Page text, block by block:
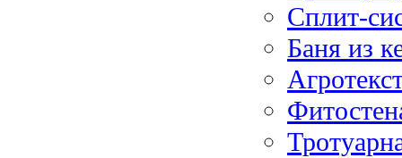
Сплит-
Баня из